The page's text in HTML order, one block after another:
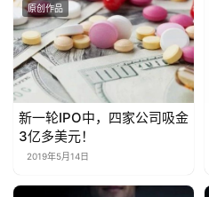
原创作品
新一轮IPO中，四家公司吸金
3亿多美元！
2019年5月14日